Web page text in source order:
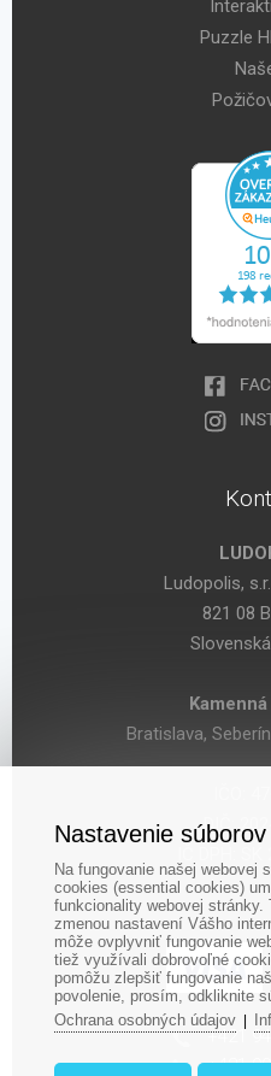
Puzzle
Ludopolis,
821 08
Bratislava,
DIČ:
‎+421
+421
Nastavenie
Na fungovanie našej webovej
cookies (essential cookies)
funkcionality webovej
zmenou nastavení Vášho
môže ovplyvniť fungovanie
tiež využívali dobrovoľné
pomôžu zlepšiť fungovanie
povolenie, prosím, odkliknite
Ochrana osobných údajov|